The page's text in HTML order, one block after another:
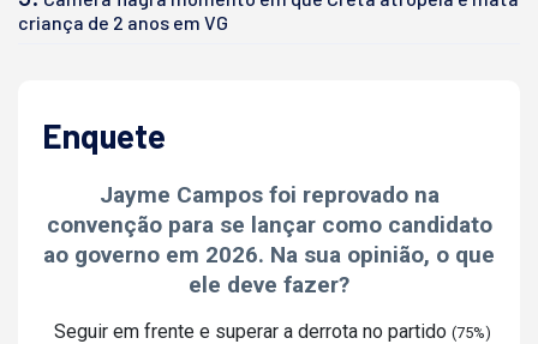
criança de 2 anos em VG
Enquete
Jayme Campos foi reprovado na
convenção para se lançar como candidato
ao governo em 2026. Na sua opinião, o que
ele deve fazer?
Seguir em frente e superar a derrota no partido (75%)